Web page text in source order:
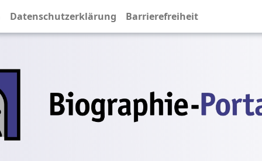
Datenschutzerklärung Barrierefreiheit